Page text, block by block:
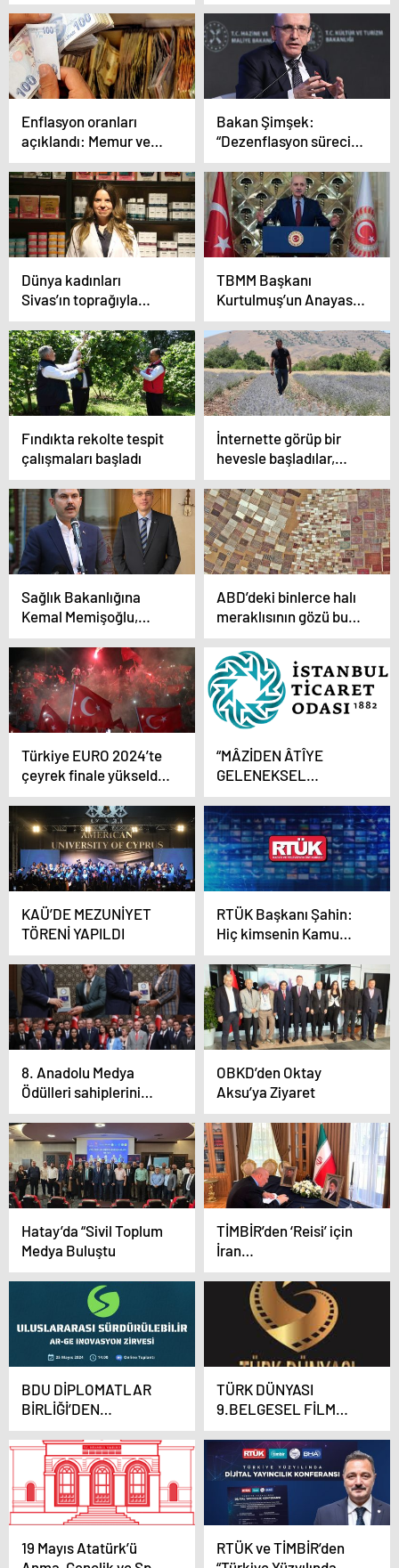
hattı çöktü
Fransız hakem
Clement Turpin düdük
çalacak
Enflasyon oranları
açıklandı: Memur ve
emeklilerin zam
oranları belli oldu
Bakan Şimşek:
“Dezenflasyon süreci
başladı”
Dünya kadınları
Sivas’ın toprağıyla
güzelleşiyor
TBMM Başkanı
Kurtulmuş’un Anayasa
kapsamında
görüşmeleri devam
ediyor
Fındıkta rekolte tespit
çalışmaları başladı
İnternette görüp bir
hevesle başladılar,
lavanta üreticisi
oldular
Sağlık Bakanlığına
Kemal Memişoğlu,
Çevre, Şehircilik ve
İklim Değişikliği
Bakanlığına Murat
Kurum atandı
ABD’deki binlerce halı
meraklısının gözü bu
tarlada
Türkiye EURO 2024’te
çeyrek finale yükseldi,
taraftarlar sokağa
döküldü
“MÂZİDEN ÂTÎYE
GELENEKSEL
ESİNTİLER” SERGİSİ
HÜNKÂR KASRI’NDA
KAÜ’DE MEZUNİYET
TÖRENİ YAPILDI
RTÜK Başkanı Şahin:
Hiç kimsenin Kamu
Bankamıza ve Üst
Kurulumuza haksızca
saldırmasına hakkı
yoktur
8. Anadolu Medya
Ödülleri sahiplerini
buldu, TİMBİR
üyelerinin büyük
gururu
OBKD’den Oktay
Aksu’ya Ziyaret
Hatay’da “Sivil Toplum
Medya Buluştu
TİMBİR’den ‘Reisi’ için
İran
Başkonsolosluğuna
taziye
BDU DİPLOMATLAR
BİRLİĞİ’DEN
ULUSLARARASI
SÜRDÜRÜLEBİLİR AR-
GE İNOVASYON
ZİRVESİ
TÜRK DÜNYASI
9.BELGESEL FİLM
FESTİVALİ
MÜRACAATLARI
DEVAM EDİYOR
19 Mayıs Atatürk’ü
RTÜK ve TİMBİR’den